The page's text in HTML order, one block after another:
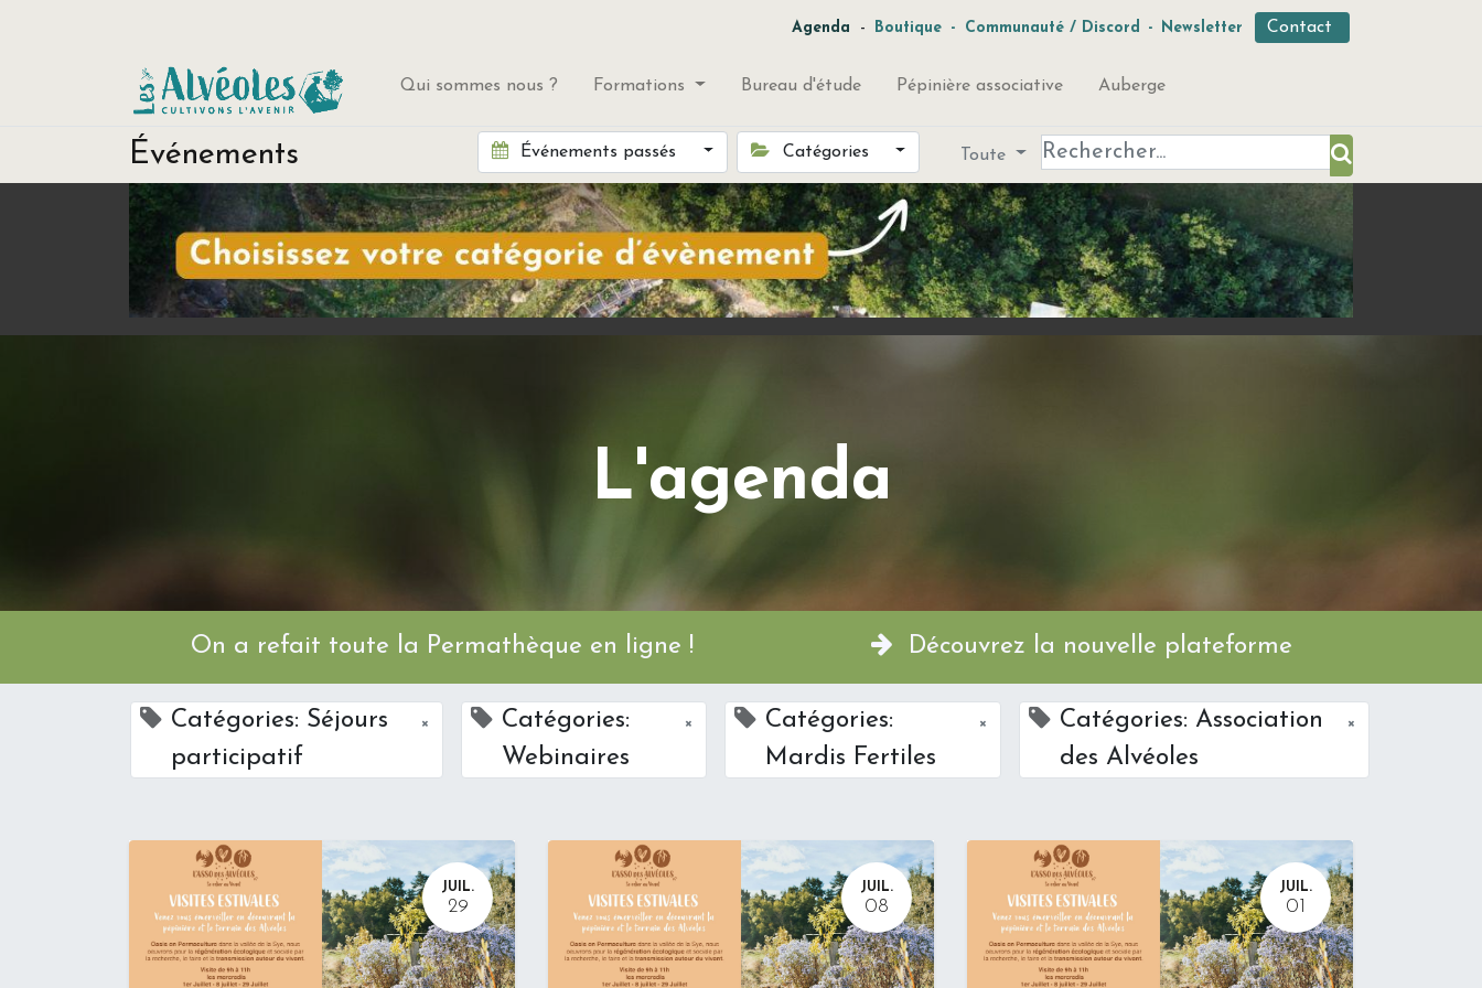
Agenda - Boutique - Communauté / Discord - Newsletter Contact
Qui sommes nous ? Formations Bureau d'étude Pépinière associative Auberge
Événements Événements passés Catégories Toute
L'agenda
On a refait toute la Permathèque en ligne ! Découvrez la nouvelle plateforme
Catégories: Séjours
participatif
×
Catégories:
Webinaires
×
Catégories:
Mardis Fertiles
×
Catégories: Association
des Alvéoles
×
JUIL.
29
JUIL.
08
JUIL.
01